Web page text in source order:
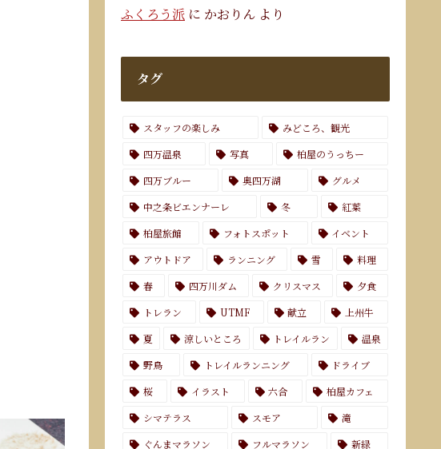
ふくろう派 に かおりん より
タグ
スタッフの楽しみ
みどころ、観光
四万温泉
写真
柏屋のうっちー
四万ブルー
奥四万湖
グルメ
中之条ビエンナーレ
冬
紅葉
柏屋旅館
フォトスポット
イベント
アウトドア
ランニング 雪
料理
春
四万川ダム クリスマス
夕食
トレラン
UTMF 献立
上州牛
夏
涼しいところ トレイルラン
温泉
野鳥
トレイルランニング
ドライブ
桜
イラスト 六合
柏屋カフェ
シマテラス
スモア
滝
ぐんまマラソン
フルマラソン 新緑